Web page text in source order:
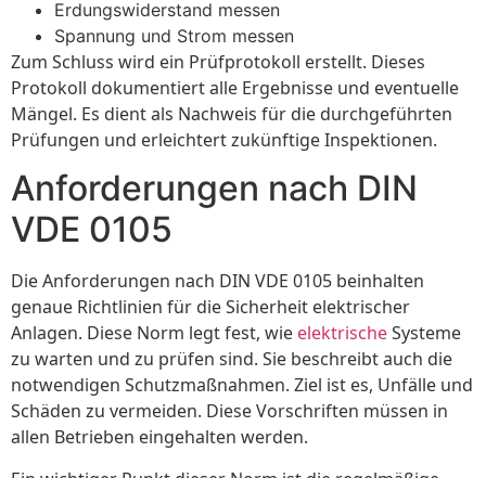
Erdungswiderstand messen
Spannung und Strom messen
Zum Schluss wird ein Prüfprotokoll erstellt. Dieses
Protokoll dokumentiert alle Ergebnisse und eventuelle
Mängel. Es dient als Nachweis für die durchgeführten
Prüfungen und erleichtert zukünftige Inspektionen.
Anforderungen nach DIN
VDE 0105
Die Anforderungen nach DIN VDE 0105 beinhalten
genaue Richtlinien für die Sicherheit elektrischer
Anlagen. Diese Norm legt fest, wie elektrischeSysteme
zu warten und zu prüfen sind. Sie beschreibt auch die
notwendigen Schutzmaßnahmen. Ziel ist es, Unfälle und
Schäden zu vermeiden. Diese Vorschriften müssen in
allen Betrieben eingehalten werden.